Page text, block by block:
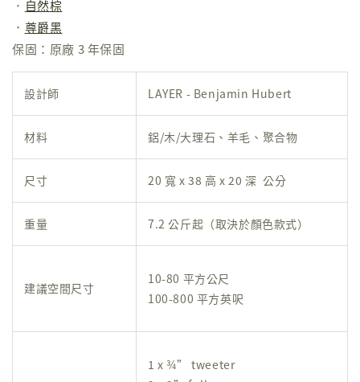
． 自然棕
． 尊爵黑
保固：原廠 3 年保固
設計師 LAYER - Benjamin Hubert
材料 鋁/木/大理石、羊毛、聚合物
尺寸 20 寬 x 38 高 x 20 深 公分
重量 7.2 公斤起（取決於顏色款式）
建議空間尺寸
10-80 平方公尺
100-800 平方英呎
1 x ¾” tweeter